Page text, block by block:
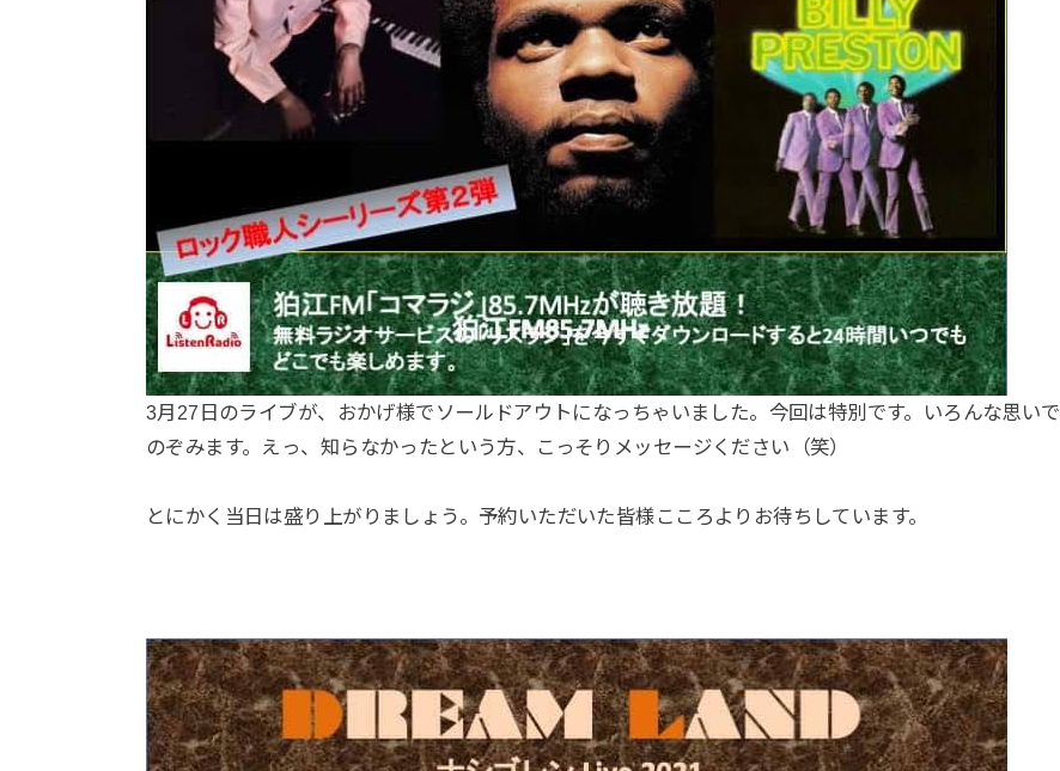
3月27日のライブが、おかげ様でソールドアウトになっちゃいました。今回は特別です。いろんな思いで
のぞみます。えっ、知らなかったという方、こっそりメッセージください（笑）
とにかく当日は盛り上がりましょう。予約いただいた皆様こころよりお待ちしています。